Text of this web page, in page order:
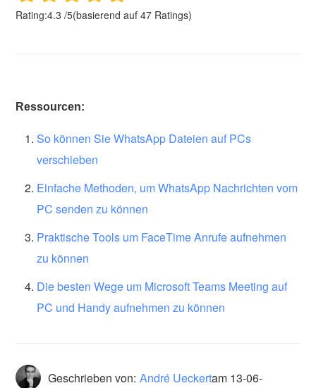
Rating:4.3 /5(basierend auf47 Ratings)
Ressourcen:
So können Sie WhatsApp Dateien auf PCs
verschieben
Einfache Methoden, um WhatsApp Nachrichten vom
PC senden zu können
Praktische Tools um FaceTime Anrufe aufnehmen
zu können
Die besten Wege um Microsoft Teams Meeting auf
PC und Handy aufnehmen zu können
Geschrieben von: André Ueckertam 13-06-